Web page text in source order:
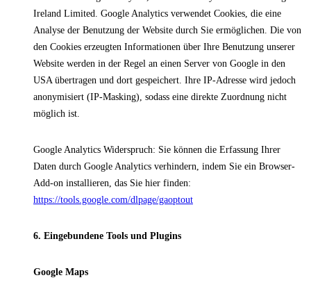
Ireland Limited. Google Analytics verwendet Cookies, die eine
Analyse der Benutzung der Website durch Sie ermöglichen. Die von
den Cookies erzeugten Informationen über Ihre Benutzung unserer
Website werden in der Regel an einen Server von Google in den
USA übertragen und dort gespeichert. Ihre IP-Adresse wird jedoch
anonymisiert (IP-Masking), sodass eine direkte Zuordnung nicht
möglich ist.
Google Analytics Widerspruch: Sie können die Erfassung Ihrer
Daten durch Google Analytics verhindern, indem Sie ein Browser-
Add-on installieren, das Sie hier finden:
https://tools.google.com/dlpage/gaoptout
6. Eingebundene Tools und Plugins
Google Maps